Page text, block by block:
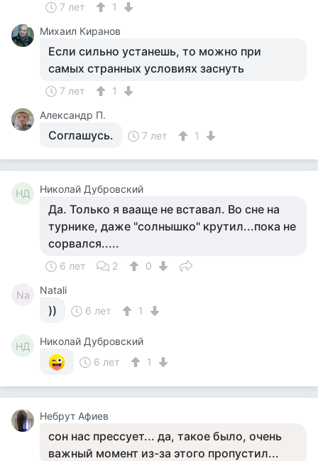
7 лет
1
Михаил Киранов
Если сильно устанешь, то можно при
самых странных условиях заснуть
7 лет
1
Александр П.
Соглашусь. 7 лет 1
НД Николай Дубровский
Да. Только я вааще не вставал. Во сне на
турнике, даже "солнышко" крутил...пока не
сорвался.....
6 лет 2 0
Na Natali
)) 6 лет 1
НД
Николай Дубровский
6 лет
1
Небрут Афиев
сон нас прессует... да, такое было, очень
важный момент из-за этого пропустил...